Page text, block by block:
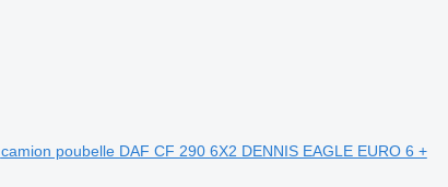
camion poubelle DAF CF 290 6X2 DENNIS EAGLE EURO 6 +